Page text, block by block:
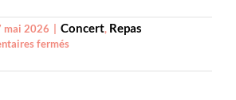
mai 2026 Concert, Repas
ferméssur